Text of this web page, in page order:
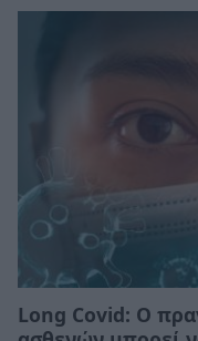
Long Covid: Ο